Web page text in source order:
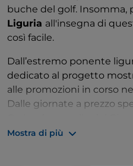
buche del golf. Insomma,
Liguria all'insegna di
così facile.
Dall’estremo ponente
dedicato al progetto
alle promozioni in corso
Dalle giornate a prezzo
per i pacchetti che
Mostra di più